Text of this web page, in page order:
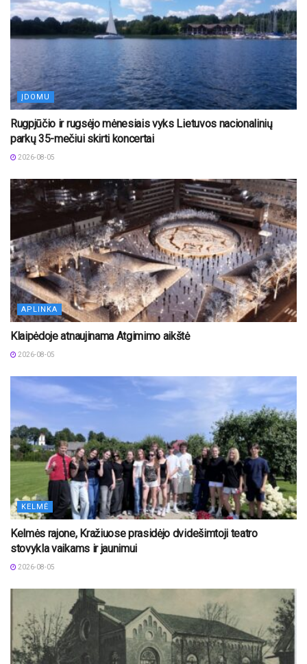
ĮDOMU
Rugpjūčio ir rugsėjo mėnesiais vyks Lietuvos nacionalinių
parkų 35-mečiui skirti koncertai
2026-08-05
APLINKA
Klaipėdoje atnaujinama Atgimimo aikštė
2026-08-05
KELMĖ
Kelmės rajone, Kražiuose prasidėjo dvidešimtoji teatro
stovykla vaikams ir jaunimui
2026-08-05